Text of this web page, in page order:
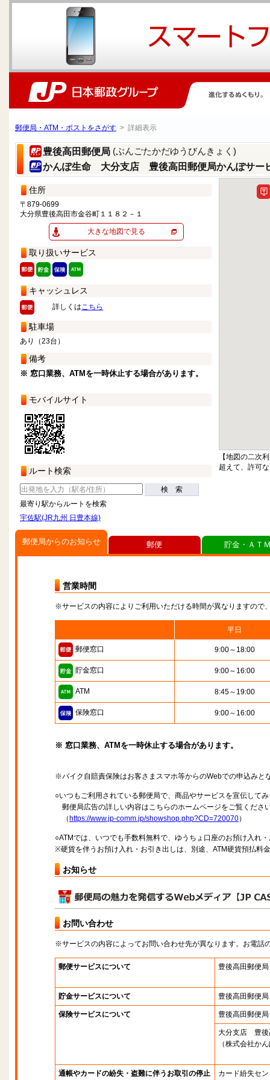
郵便局・ATM・ポストをさがす > 詳細表示
豊後高田郵便局 (ぶんごたかだゆうびんきょく)
かんぽ生命 大分支店 豊後高田郵便局かんぽサー
住所
〒879-0699
大分県豊後高田市金谷町１１８２－１
大きな地図で見る
取り扱いサービス
キャッシュレス
詳しくはこちら
駐車場
あり（23台）
備考
※ 窓口業務、ATMを一時休止する場合があります。
モバイルサイト
ルート検索
検 索
最寄り駅からルートを検索
宇佐駅(JR九州 日豊本線)
【地図の二次
超えて、許可
郵便局からのお知らせ
営業時間
※サービスの内容によりご利用いただける時間が異なりますので
平日
郵便窓口 9:00～18:00
貯金窓口 9:00～16:00
ATM 8:45～19:00
保険窓口 9:00～16:00
※ 窓口業務、ATMを一時休止する場合があります。
※バイク自賠責保険はお客さまスマホ等からのWebでの申込みと
○いつもご利用されている郵便局で、商品やサービスを宣伝して
郵便局広告の詳しい内容はこちらのホームページをご覧くださ
（ https://www.jp-comm.jp/showshop.php?CD=720070）
○ATMでは、いつでも手数料無料で、ゆうちょ口座のお預け入れ
※硬貨を伴うお預け入れ・お引き出しは、別途、ATM硬貨預払料
お知らせ
お問い合わせ
※サービスの内容によってお問い合わせ先が異なります。お電話
郵便サービスについて 豊後高田郵便局
貯金サービスについて 豊後高田郵便局
保険サービスについて 豊後高田郵便局
大分支店 豊後
（株式会社か
通帳やカードの紛失・盗難に伴うお取引の停止 カード紛失セ
郵便 貯金・ＡＴ